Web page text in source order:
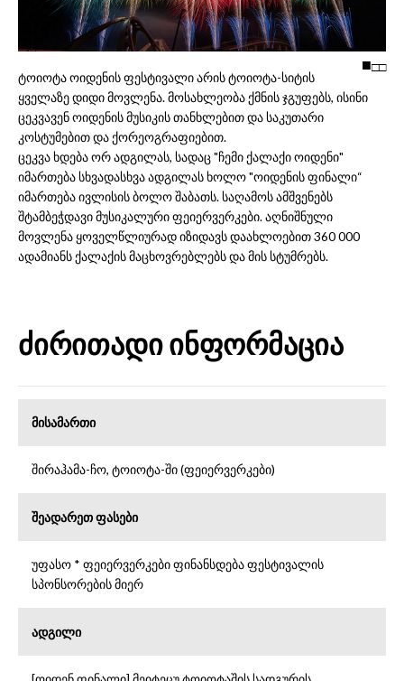
□□
ტოიოტა ოიდენის ფესტივალი არის ტოიოტა-სიტის
ყველაზე დიდი მოვლენა. მოსახლეობა ქმნის ჯგუფებს, ისინი
ცეკვავენ ოიდენის მუსიკის თანხლებით და საკუთარი
კოსტუმებით და ქორეოგრაფიებით.
ცეკვა ხდება ორ ადგილას, სადაც "ჩემი ქალაქი ოიდენი"
იმართება სხვადასხვა ადგილას ხოლო "ოიდენის ფინალი“
იმართება ივლისის ბოლო შაბათს. საღამოს ამშვენებს
შტამბეჭდავი მუსიკალური ფეიერვერკები. აღნიშნული
მოვლენა ყოველწლიურად იზიდავს დაახლოებით 360 000
ადამიანს ქალაქის მაცხოვრებლებს და მის სტუმრებს.
ძირითადი ინფორმაცია
მისამართი
შირაჰამა-ჩო, ტოიოტა-ში (ფეიერვერკები)
შეადარეთ ფასები
უფასო * ფეიერვერკები ფინანსდება ფესტივალის
სპონსორების მიერ
ადგილი